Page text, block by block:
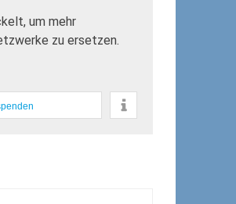
um mehr
zu ersetzen.